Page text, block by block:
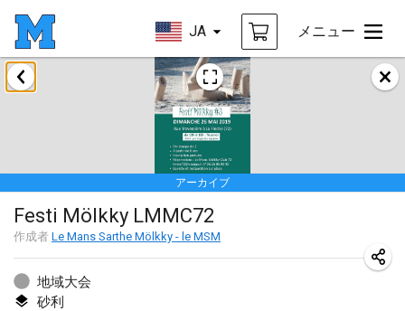
JA メニュー
アーカイブ
Festi Mölkky LMMC72
作成者 Le Mans Sarthe Mölkky - le MSM
地域大会
砂利
2019年1月
New Year's Throw Mölkky
チェコ
Tournoi Mixte ASPTTOM
2019年1月20日 | フランス
Tournoi d'Hiver
2019年1月26日